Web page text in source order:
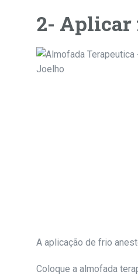
2- Aplicar
A aplicação de frio
Coloque a almofada